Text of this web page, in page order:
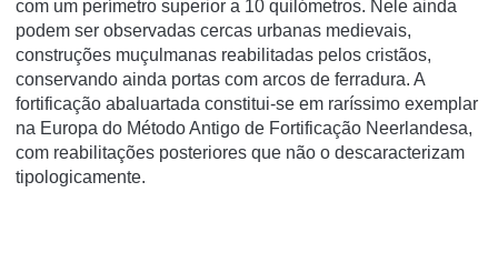
com um perímetro superior a 10 quilómetros. Nele ainda
podem ser observadas cercas urbanas medievais,
construções muçulmanas reabilitadas pelos cristãos,
conservando ainda portas com arcos de ferradura. A
fortificação abaluartada constitui-se em raríssimo exemplar
na Europa do Método Antigo de Fortificação Neerlandesa,
com reabilitações posteriores que não o descaracterizam
tipologicamente.